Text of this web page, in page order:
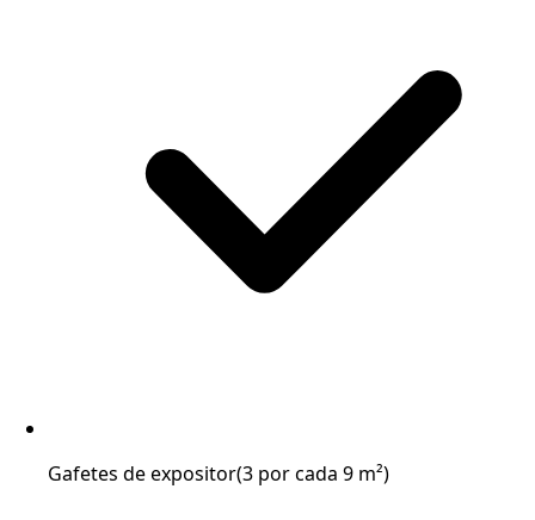
Gafetes de expositor(3 por cada 9 m²)